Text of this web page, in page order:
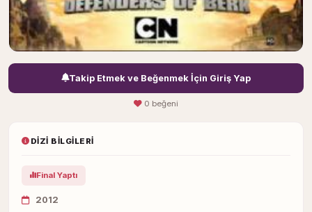
Takip Etmek ve Beğenmek İçin Giriş Yap
0 beğeni
DIZI BILGILERI
Final Yaptı
2012